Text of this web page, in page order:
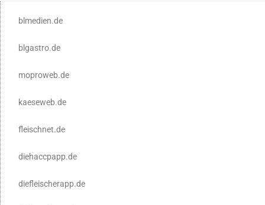
blmedien.de
blgastro.de
moproweb.de
kaeseweb.de
fleischnet.de
diehaccpapp.de
diefleischerapp.de